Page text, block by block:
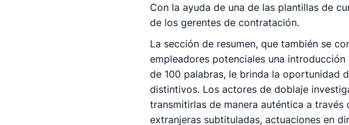
Con la ayuda de una de las plantillas de
de los gerentes de contratación.
La sección de resumen, que también se
empleadores potenciales una
de 100 palabras, le brinda la oportunidad
distintivos. Los actores de doblaje
transmitirlas de manera auténtica a través
extranjeras subtituladas, actuaciones en